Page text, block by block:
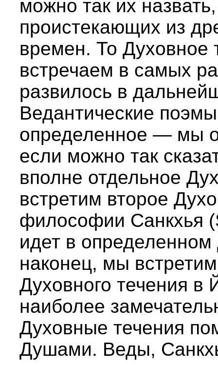
можно так их
проистекающих из
времен. То Духовное
встречаем в самых
развилось в
Ведантические
определенное — мы
если можно так
вполне отдельное
встретим второе
философии Санкхья
идет в
наконец, мы
Духовного течения
наиболее
Духовные течения
Душами. Веды,